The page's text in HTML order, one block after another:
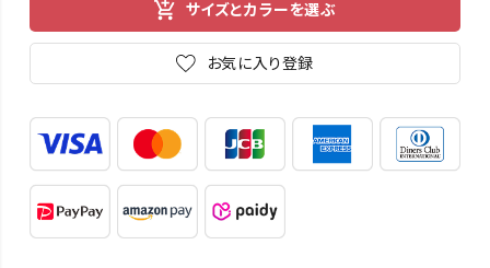
サイズとカラーを選ぶ
お気に入り登録